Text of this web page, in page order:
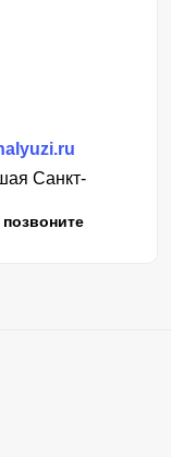
Санкт-